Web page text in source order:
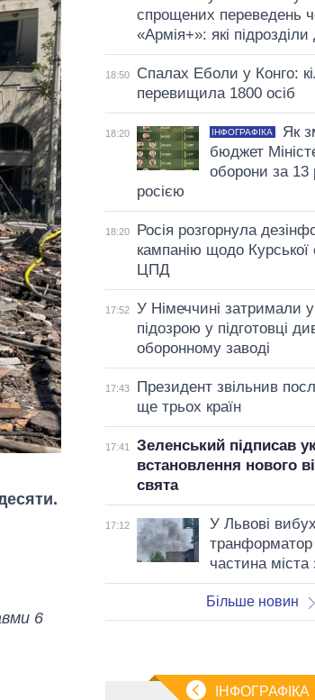
6
спрощених переведень
«Армія+»: які підрозділи
18:50
Спалах Еболи у Конго:
перевищила 1800 осіб
18:20 ІНФОГРАФІКА
Як
бюджет
оборони за 13
росією
18:20
Росія розгорнула
кампанію щодо Курської
ЦПД
17:52
У Німеччині затримали
підозрою у підготовці
оборонному заводі
17:43
Президент звільнив
ще трьох країн
17:41
Зеленський підписав
встановлення нового
свята
17:12
У Львові
транформатор
частина
Більше новин
ІНФОГРАФІКА